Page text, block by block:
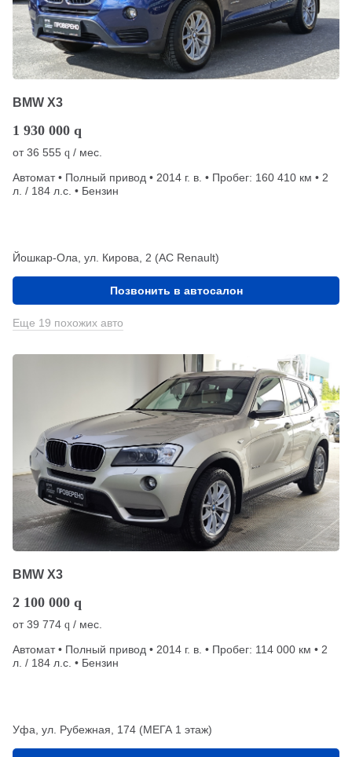
BMW X3
1 930 000 q
от36 555 q / мес.
Автомат • Полный привод • 2014 г. в. • Пробег: 160 410 км • 2
л. / 184 л.с. • Бензин
Йошкар-Ола, ул. Кирова, 2 (АС Renault)
Позвонить в автосалон
Еще 19 похожих авто
BMW X3
2 100 000 q
от39 774 q / мес.
Автомат • Полный привод • 2014 г. в. • Пробег: 114 000 км • 2
л. / 184 л.с. • Бензин
Уфа, ул. Рубежная, 174 (МЕГА 1 этаж)